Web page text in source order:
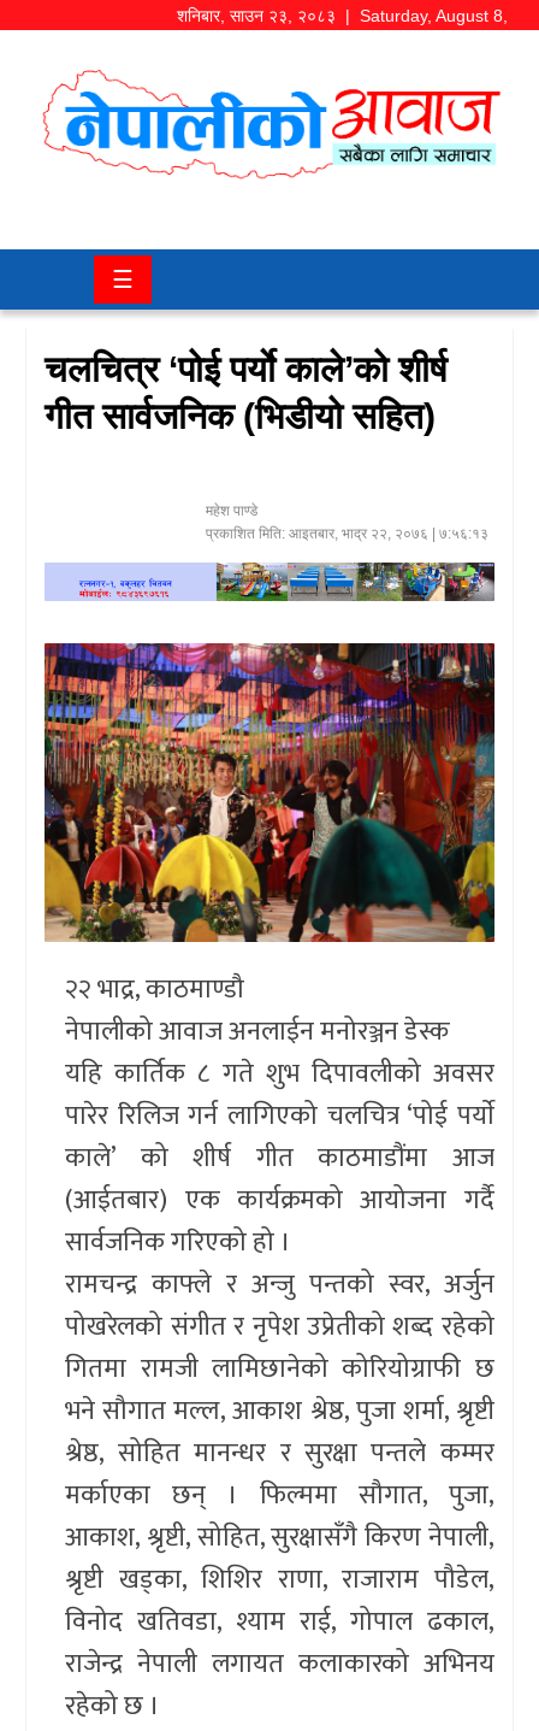
शनिबार, साउन २३, २०८३ | Saturday, August 8,
समाज/
चितवन
मनोरञ्जन
खेलकुद
प्रवास/
विश्व
स्वास्थ्य/
रोचक
विचार/
अन्तर्वार्ता
☰
चलचित्र ‘पोई पर्याे काले’को शीर्ष
गीत सार्वजनिक (भिडीयो सहित)
महेश पाण्डे
प्रकाशित मिति: आइतबार, भाद्र २२, २०७६ | ७:५६:१३
२२ भाद्र, काठमाण्डौ
नेपालीको आवाज अनलाईन मनोरञ्जन डेस्क
यहि कार्तिक ८ गते शुभ दिपावलीको अवसर
पारेर रिलिज गर्न लागिएको चलचित्र ‘पोई पर्याे
काले’ को शीर्ष गीत काठमाडौंमा आज
(आईतबार) एक कार्यक्रमको आयोजना गर्दै
सार्वजनिक गरिएको हो ।
रामचन्द्र काफ्ले र अन्जु पन्तको स्वर, अर्जुन
पोखरेलको संगीत र नृपेश उप्रेतीको शब्द रहेको
गितमा रामजी लामिछानेको कोरियोग्राफी छ
भने सौगात मल्ल, आकाश श्रेष्ठ, पुजा शर्मा, श्रृष्टी
श्रेष्ठ, सोहित मानन्धर र सुरक्षा पन्तले कम्मर
मर्काएका छन् । फिल्ममा सौगात, पुजा,
आकाश, श्रृष्टी, सोहित, सुरक्षासँगै किरण नेपाली,
श्रृष्टी खड्का, शिशिर राणा, राजाराम पौडेल,
विनोद खतिवडा, श्याम राई, गोपाल ढकाल,
राजेन्द्र नेपाली लगायत कलाकारको अभिनय
रहेको छ ।